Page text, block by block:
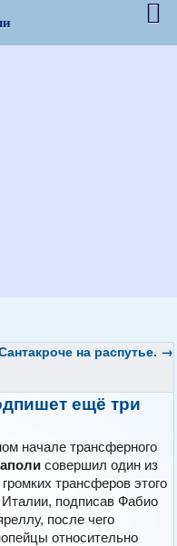
на распутье. →
ещё три
начале трансферного
совершил один из
трансферов этого
Италии, подписав Фабио
после чего
относительно